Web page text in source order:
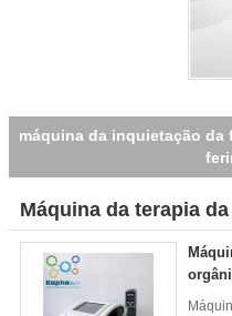
máquina da inquietação da
Máquina da terapia
(271)